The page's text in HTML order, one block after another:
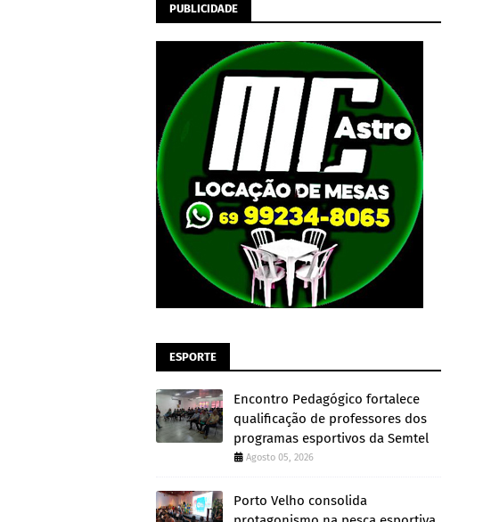
PUBLICIDADE
ESPORTE
Encontro Pedagógico fortalece
qualificação de professores dos
programas esportivos da Semtel
Agosto 05, 2026
Porto Velho consolida